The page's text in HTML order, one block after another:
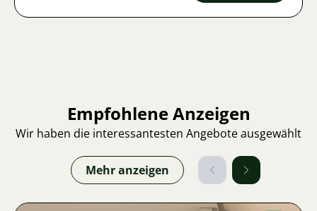
Empfohlene Anzeigen
Wir haben die interessantesten Angebote ausgewählt
Mehr anzeigen